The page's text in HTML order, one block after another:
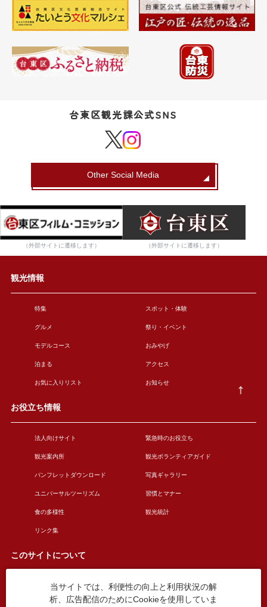
台東区観光課公式SNS
Other Social Media
（外部サイトに遷移します） （外部サイトに遷移します）
観光情報
特集 スポット・体験
グルメ 祭り・イベント
モデルコース おみやげ
泊まる アクセス
お気に入りリスト お知らせ
お役立ち情報
法人向けサイト 緊急時のお役立ち
観光案内所 観光ボランティアガイド
パンフレットダウンロード 写真ギャラリー
ユニバーサルツーリズム 習慣とマナー
食の多様性 観光統計
リンク集
このサイトについて
このサイトについて 広告掲載について
お問い合わせ
当サイトでは、利便性の向上と利用状況の解
析、広告配信のためにCookieを使用していま